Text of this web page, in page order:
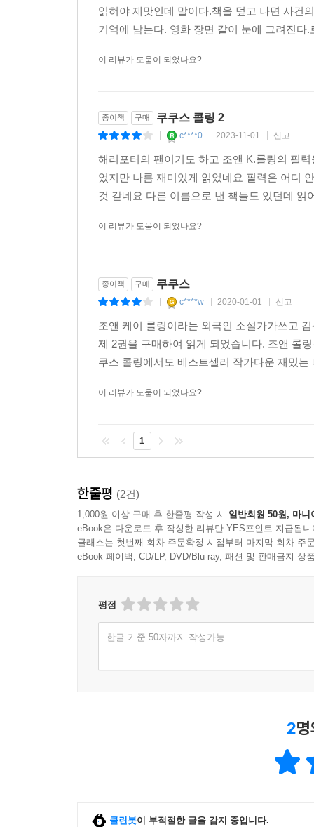
단연코 흥미진진한 소설이다. 더 반가운 건 스
앞으로 이 콤비의 활약에 목 빼고 기다릴 수밖에
《쿠쿠스 콜링》은 모든 위대한 소설이 가지고
《해리 포터》가 조앤 K. 롤링의 전부라고 생각했
눈 깜짝할 사이에 독자의 상상력을 사로잡는 소
고전의 미덕을 갖춘 날카로운 현대 소설이다.
북적거리는 런던에서 벌어지는 흥미진진한 이야
아이리시 이그재미너
순식간에 마음을 사로잡는 우아한 추리소설이다. -
읽혀야 제맛인데 말이다.책을 덮고 나면 사건
기억에 남는다. 영화 장면 같이 눈에 그려진
이 리뷰가 도움이 되었나요?
종이책 구매 쿠쿠스 콜링 2
c****0 2023-11-01 신고
해리포터의 팬이기도 하고 조앤 K.롤링의 필
었지만 나름 재미있게 읽었네요 필력은 어디
것 같네요 다른 이름으로 낸 책들도 있던데
이 리뷰가 도움이 되었나요?
종이책 구매 쿠쿠스
c****w 2020-01-01 신고
조앤 케이 롤링이라는 외국인 소설가가쓰고
제 2권을 구매하여 읽게 되었습니다. 조앤 롤
쿠스 콜링에서도 베스트셀러 작가다운 재밌
이 리뷰가 도움이 되었나요?
1
한줄평 (2건)
1,000원 이상 구매 후 한줄평 작성 시 일반회원 50원, 마니
eBook은 다운로드 후 작성한 리뷰만 YES포인트 지급됩니
클래스는 첫번째 회차 주문확정 시점부터 마지막 회차 주
eBook 페이백, CD/LP, DVD/Blu-ray, 패션 및 판매금지 상
평점
한글 기준 50자까지 작성가능
2
클린봇이 부적절한 글을 감지 중입니다.